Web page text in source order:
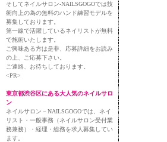
そしてネイルサロン-NAILSGOGOでは技
術向上の為の無料のハンド練習モデルを
募集しております。
第一線で活躍しているネイリストが無料
で施術いたします。
ご興味ある方は是非、応募詳細をお読み
の上、ご応募下さい。
ご連絡、お待ちしております。
<PR>
東京都渋谷区にある大人気のネイルサロ
ン
ネイルサロン－NAILSGOGOでは、ネイ
リスト・一般事務（ネイルサロン受付業
務兼務）・経理・総務を求人募集してい
ます。